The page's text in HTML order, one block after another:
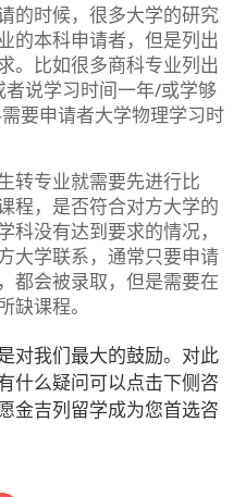
的时候，很多大学的研究
的本科申请者，但是列出
。比如很多商科专业列出
说学习时间一年/或学够
要申请者大学物理学习时
转专业就需要先进行比
程，是否符合对方大学的
科没有达到要求的情况，
大学联系，通常只要申请
都会被录取，但是需要在
缺课程。
对我们最大的鼓励。对此
什么疑问可以点击下侧咨
金吉列留学成为您首选咨